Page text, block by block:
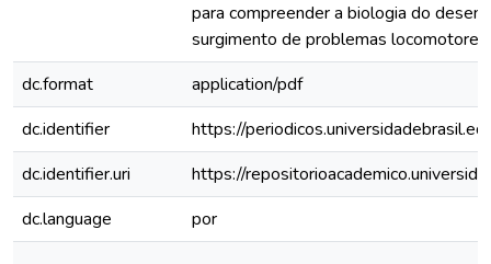
para compreender a biologia do
surgimento de problemas locomotores.
dc.format
application/pdf
dc.identifier
https://
dc.identifier.uri
https://
dc.language
por